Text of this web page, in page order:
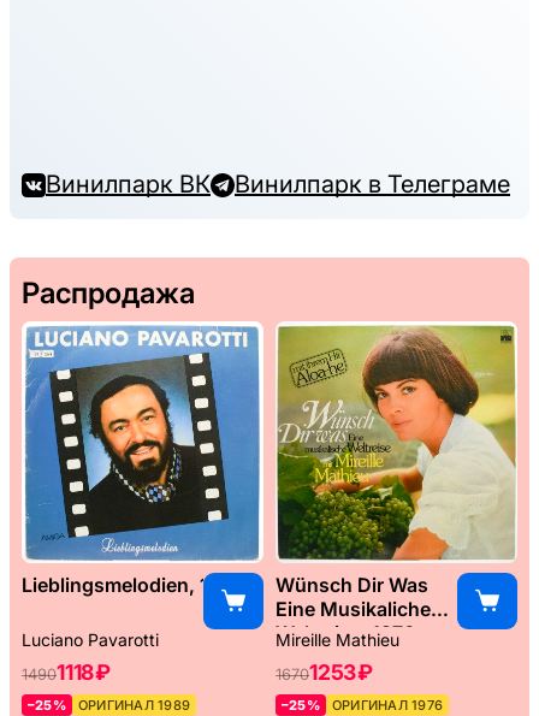
Винилпарк ВК Винилпарк в Телеграме
Распродажа
Lieblingsmelodien, 1989
Luciano Pavarotti
14901118 ₽
–25%
ОРИГИНАЛ 1989
Wünsch Dir Was
Eine Musikaliche
Weltreise, 1976
Mireille Mathieu
16701253 ₽
–25% ОРИГИНАЛ 1976